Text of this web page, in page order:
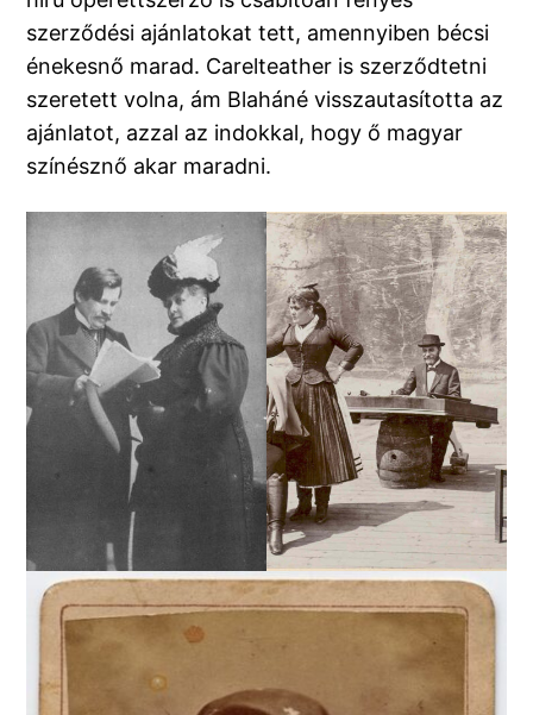
szerződési ajánlatokat tett, amennyiben bécsi
énekesnő marad. Carelteather is szerződtetni
szeretett volna, ám Blaháné visszautasította az
ajánlatot, azzal az indokkal, hogy ő magyar
színésznő akar maradni.